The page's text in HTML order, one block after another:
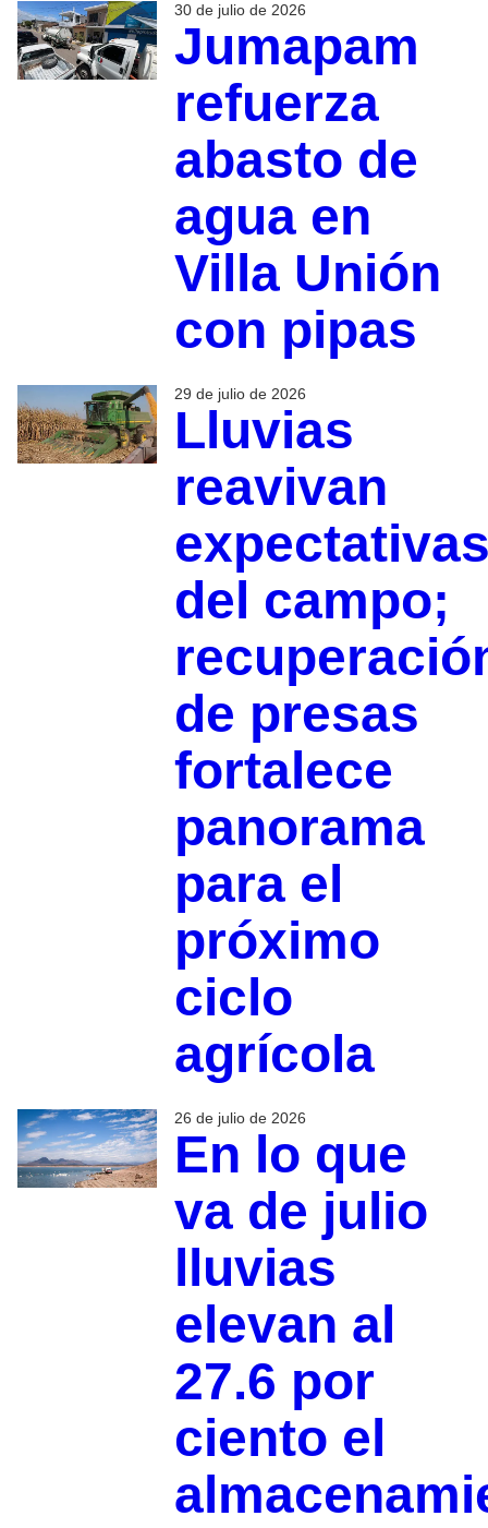
30 de julio de 2026
Jumapam
refuerza
abasto de
agua en
Villa Unión
con pipas
29 de julio de 2026
Lluvias
reavivan
del campo;
de presas
fortalece
panorama
para el
próximo
ciclo
agrícola
26 de julio de 2026
En lo que
va de julio
lluvias
elevan al
27.6 por
ciento el